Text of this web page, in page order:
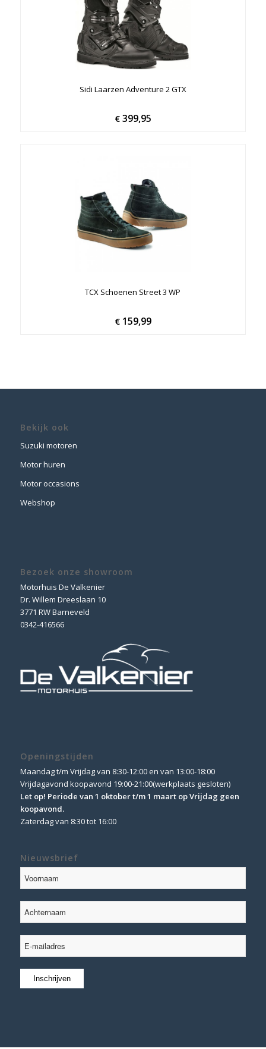
Sidi Laarzen Adventure 2 GTX
€399,95
TCX Schoenen Street 3 WP
€159,99
Bekijk ook
Suzuki motoren
Motor huren
Motor occasions
Webshop
Bezoek onze showroom
Motorhuis De Valkenier
Dr. Willem Dreeslaan 10
3771 RW Barneveld
0342-416566
Openingstijden
Maandag t/m Vrijdag van 8:30-12:00 en van 13:00-18:00
Vrijdagavond koopavond 19:00-21:00(werkplaats gesloten)
Let op! Periode van 1 oktober t/m 1 maart op Vrijdag geen
koopavond.
Zaterdag van 8:30 tot 16:00
Nieuwsbrief